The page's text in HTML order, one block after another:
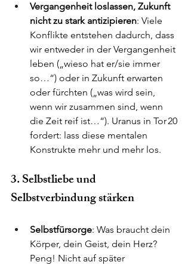
Vergangenheit loslassen, Zukunft
nicht zu stark antizipieren: Viele
Konflikte entstehen dadurch, dass
wir entweder in der Vergangenheit
leben („wieso hat er/sie immer
so…“) oder in Zukunft erwarten
oder fürchten („was wird sein,
wenn wir zusammen sind, wenn
die Zeit reif ist…“). Uranus in Tor 20
fordert: lass diese mentalen
Konstrukte mehr und mehr los.
3. Selbstliebe und
Selbstverbindung stärken
Selbstfürsorge: Was braucht dein
Körper, dein Geist, dein Herz?
Peng! Nicht auf später